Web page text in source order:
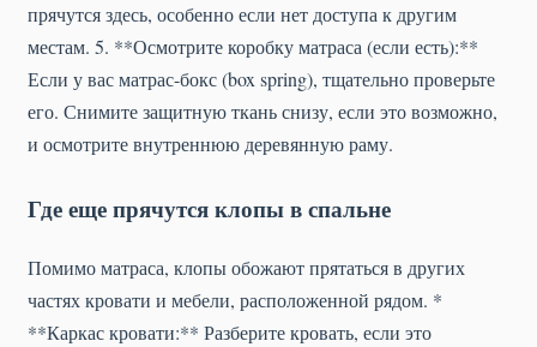
прячутся здесь, особенно если нет доступа к другим
местам. 5. **Осмотрите коробку матраса (если есть):**
Если у вас матрас-бокс (box spring), тщательно проверьте
его. Снимите защитную ткань снизу, если это возможно,
и осмотрите внутреннюю деревянную раму.
Где еще прячутся клопы в спальне
Помимо матраса, клопы обожают прятаться в других
частях кровати и мебели, расположенной рядом. *
**Каркас кровати:** Разберите кровать, если это